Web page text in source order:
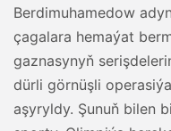
Berdimuhamedow
çagalara hemaýat
gaznasynyň
dürli görnüşli
aşyryldy. Şunuň bilen